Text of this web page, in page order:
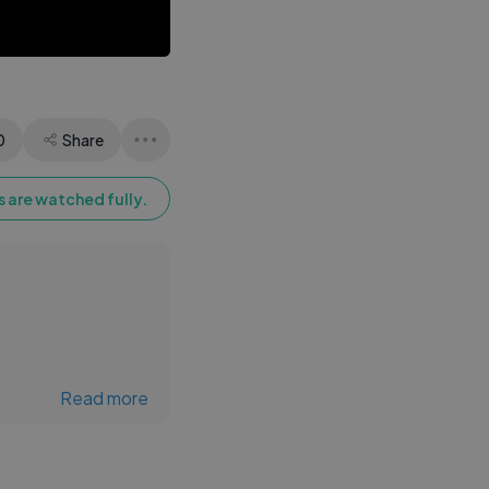
Share
are watched fully.
Read more